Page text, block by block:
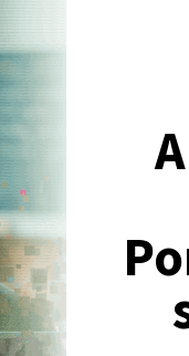
basketbal
a florbal
cvičení zaměřené